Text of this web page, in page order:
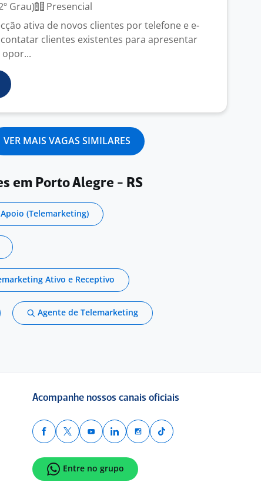
Grau)
Presencial
ativa de novos clientes por telefone e e-
clientes existentes para apresentar
VER MAIS VAGAS SIMILARES
em Porto Alegre - RS
(Telemarketing)
Ativo e Receptivo
Agente de Telemarketing
Acompanhe nossos canais oficiais
Entre no grupo